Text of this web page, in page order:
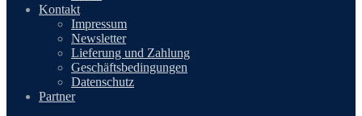
Kontakt
Impressum
Newsletter
Lieferung und Zahlung
Geschäftsbedingungen
Datenschutz
Partner